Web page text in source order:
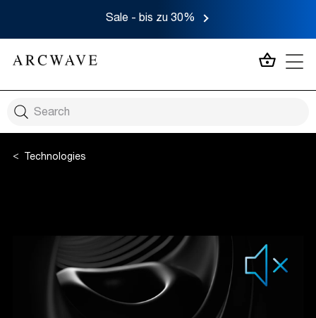
Sale - bis zu 30%
MEIN
Technologies